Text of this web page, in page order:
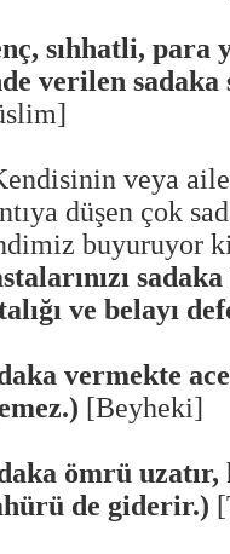
sıhhatli, para
verilen sadaka
veya
düşen çok
buyuruyor
ve belayı
vermekte
[Beyheki]
ömrü
de giderir.)